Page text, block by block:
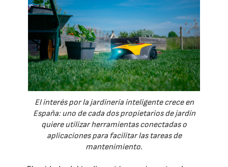
El interés por la jardinería inteligente crece en
España: uno de cada dos propietarios de jardín
quiere utilizar herramientas conectadas o
aplicaciones para facilitar las tareas de
mantenimiento.